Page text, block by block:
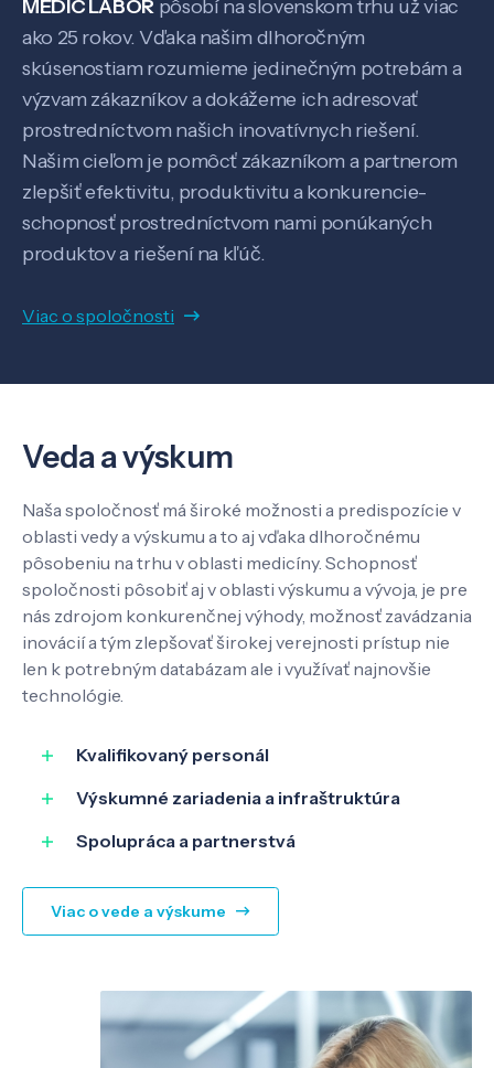
Veda a výskum
Kontakt
SK EN
MEDIC LABOR pôsobí na slovenskom trhu už viac
ako 25 rokov. Vďaka našim dlhoročným
skúsenostiam rozumieme jedinečným potrebám a
výzvam zákazníkov a dokážeme ich adresovať
prostredníctvom našich inovatívnych riešení.
Našim cieľom je pomôcť zákazníkom a partnerom
zlepšiť efektivitu, produktivitu a konkurencie-
schopnosť prostredníctvom nami ponúkaných
produktov a riešení na kľúč.
Viac o spoločnosti
Veda a výskum
Naša spoločnosť má široké možnosti a predispozície v
oblasti vedy a výskumu a to aj vďaka dlhoročnému
pôsobeniu na trhu v oblasti medicíny. Schopnosť
spoločnosti pôsobiť aj v oblasti výskumu a vývoja, je pre
nás zdrojom konkurenčnej výhody, možnosť zavádzania
inovácií a tým zlepšovať širokej verejnosti prístup nie
len k potrebným databázam ale i využívať najnovšie
technológie.
Kvalifikovaný personál
Výskumné zariadenia a infraštruktúra
Spolupráca a partnerstvá
Viac o vede a výskume